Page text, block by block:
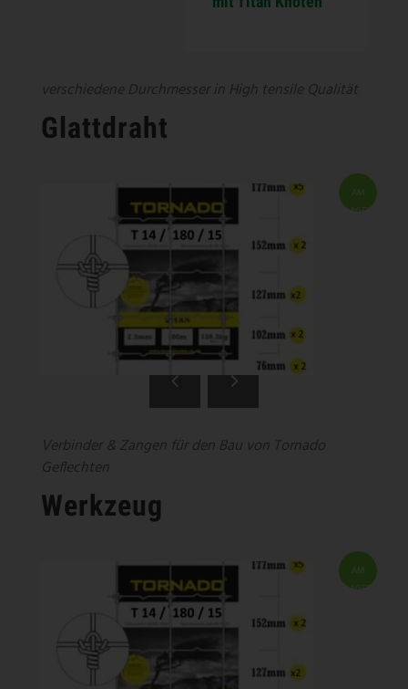
verschiedene Durchmesser in High tensile Qualität
Glattdraht
AM
LAGER
Verbinder & Zangen für den Bau von Tornado
Geflechten
Werkzeug
AM
LAGER